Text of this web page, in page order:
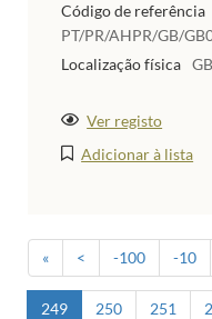
Código de referência
PT/PR/AHPR/GB/
Localização física
Ver registo
Adicionar à lista
« < -100 -10
249 250 251